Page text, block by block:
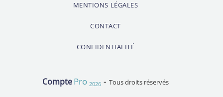
MENTIONS LÉGALES
CONTACT
CONFIDENTIALITÉ
ComptePro 2026 - Tous droits réservés